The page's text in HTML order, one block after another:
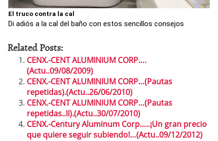
El truco contra la cal
Di adiós a la cal del baño con estos sencillos consejos
Related Posts:
CENX.-CENT ALUMINIUM CORP….
(Actu..09/08/2009)
CENX.-CENT ALUMINIUM CORP…(Pautas
repetidas).(Actu..26/06/2010)
CENX.-CENT ALUMINIUM CORP…(Pautas
repetidas..II).(Actu..30/07/2010)
CENX.-Century Aluminum Corp…..¡Un gran precio
que quiere seguir subiendo!…(Actu..09/12/2012)